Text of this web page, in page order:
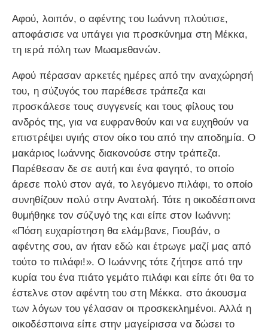
Αφού, λοιπόν, ο αφέντης του Ιωάννη πλούτισε,
αποφάσισε να υπάγει για προσκύνημα στη Μέκκα,
τη ιερά πόλη των Μωαμεθανών.
Αφού πέρασαν αρκετές ημέρες από την αναχώρησή
του, η σύζυγός του παρέθεσε τράπεζα και
προσκάλεσε τους συγγενείς και τους φίλους του
ανδρός της, για να ευφρανθούν και να ευχηθούν να
επιστρέψει υγιής στον οίκο του από την αποδημία. Ο
μακάριος Ιωάννης διακονούσε στην τράπεζα.
Παρέθεσαν δε σε αυτή και ένα φαγητό, το οποίο
άρεσε πολύ στον αγά, το λεγόμενο πιλάφι, το οποίο
συνηθίζουν πολύ στην Ανατολή. Τότε η οικοδέσποινα
θυμήθηκε τον σύζυγό της και είπε στον Ιωάννη:
«Πόση ευχαρίστηση θα ελάμβανε, Γιουβάν, ο
αφέντης σου, αν ήταν εδώ και έτρωγε μαζί μας από
τούτο το πιλάφι!». Ο Ιωάννης τότε ζήτησε από την
κυρία του ένα πιάτο γεμάτο πιλάφι και είπε ότι θα το
έστελνε στον αφέντη του στη Μέκκα. στο άκουσμα
των λόγων του γέλασαν οι προσκεκλημένοι. Αλλά η
οικοδέσποινα είπε στην μαγείρισσα να δώσει το